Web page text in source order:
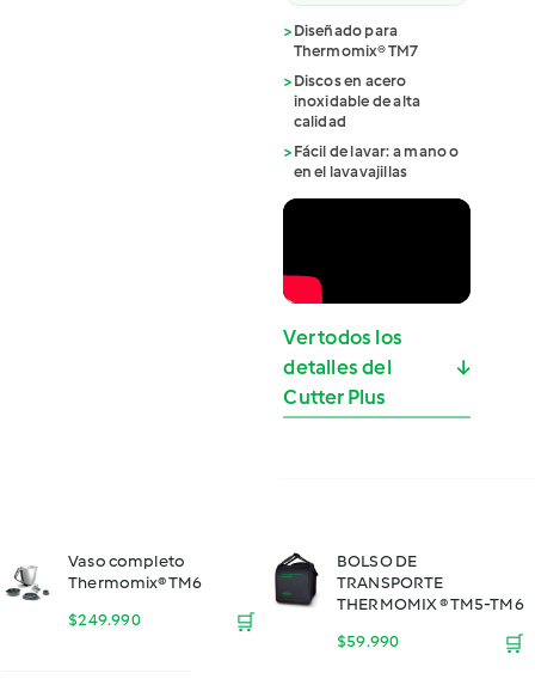
> Diseñado para
Thermomix® TM7
> Discos en acero
inoxidable de alta
calidad
> Fácil de lavar: a mano o
en el lavavajillas
Ver todos los
detalles del
Cutter Plus
↓
Vaso completo
Thermomix® TM6
$249.990 🛒
BOLSO DE
TRANSPORTE
THERMOMIX ® TM5-TM6
$59.990 🛒